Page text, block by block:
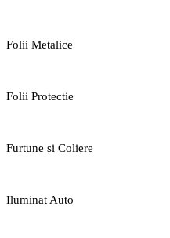
Folii Metalice
Folii Protectie
Furtune si Coliere
Iluminat Auto